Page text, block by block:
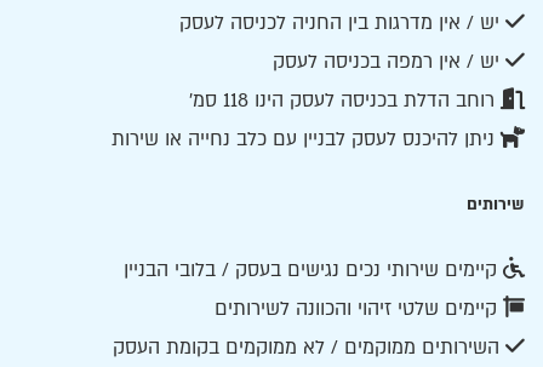
יש / אין מדרגות בין החניה לכניסה לעסק
יש / אין רמפה בכניסה לעסק
רוחב הדלת בכניסה לעסק הינו 118 סמ׳
ניתן להיכנס לעסק לבניין עם כלב נחייה או שירות
שירותים
קיימים שירותי נכים נגישים בעסק / בלובי הבניין
קיימים שלטי זיהוי והכוונה לשירותים
השירותים ממוקמים / לא ממוקמים בקומת העסק